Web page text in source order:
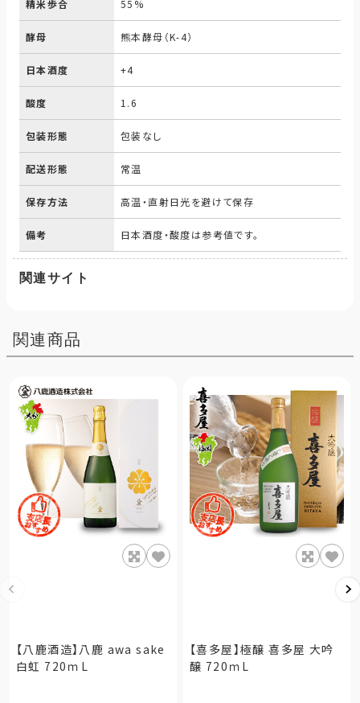
精米歩合 55%
酵母 熊本酵母（K-4）
日本酒度 +4
酸度 1.6
包装形態 包装なし
配送形態 常温
保存方法 高温・直射日光を避けて保存
備考 日本酒度・酸度は参考値です。
関連サイト
関連商品
【八鹿酒造】八鹿 awa sake
白虹 720ｍL
【喜多屋】極醸 喜多屋 大吟
醸 720ｍL